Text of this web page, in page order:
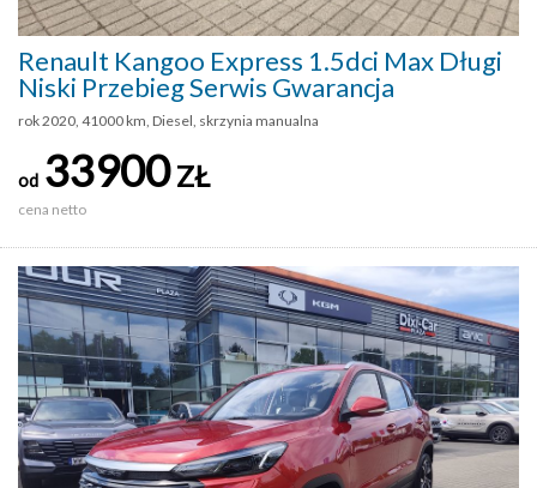
Renault Kangoo Express 1.5dci Max Długi
Niski Przebieg Serwis Gwarancja
rok 2020, 41000 km, Diesel, skrzynia manualna
od 33900ZŁ
cena netto